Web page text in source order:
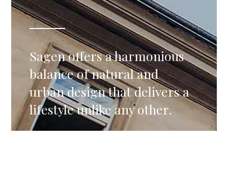
Sagen offers a harmonious
balance of natural and
urban design that delivers a
lifestyle unlike any other.